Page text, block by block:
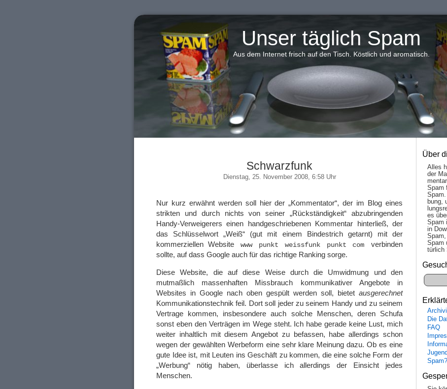
Unser täglich Spam
Aus dem Internet frisch auf den Tisch. Köstlich und aromatisch.
Schwarzfunk
Dienstag, 25. November 2008, 6:58 Uhr
Nur kurz erwähnt werden soll hier der „Kommentator“, der im Blog eines
strikten und durch nichts von seiner „Rückständigkeit“ abzubringenden
Handy-Verweigerers einen handgeschriebenen Kommentar hinterließ, der
das Schlüsselwort „Weiß“ (gut mit einem Bindestrich getarnt) mit der
kommerziellen Website
www punkt weissfunk punkt com
verbinden
sollte, auf dass Google auch für das richtige Ranking sorge.
Diese Website, die auf diese Weise durch die Umwidmung und den
mutmaßlich massenhaften Missbrauch kommunikativer Angebote in
Websites in Google nach oben gespült werden soll, bietet ausgerechnet
Kommunikationstechnik feil. Dort soll jeder zu seinem Handy und zu seinem
Vertrage kommen, insbesondere auch solche Menschen, deren Schufa
sonst eben den Verträgen im Wege steht. Ich habe gerade keine Lust, mich
weiter inhaltlich mit diesem Angebot zu befassen, habe allerdings schon
wegen der gewählten Werbeform eine sehr klare Meinung dazu. Ob es eine
gute Idee ist, mit Leuten ins Geschäft zu kommen, die eine solche Form der
„Werbung“ nötig haben, überlasse ich allerdings der Einsicht jedes
Menschen.
Über
Alles
der
Spam
bung,
es
Spam
in
Spam
tür­lich
Die
FAQ
Spam?